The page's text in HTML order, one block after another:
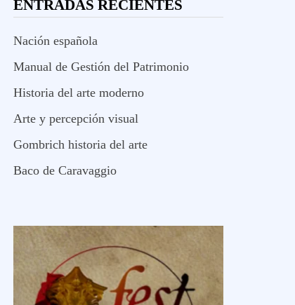
ENTRADAS RECIENTES
Nación española
Manual de Gestión del Patrimonio
Historia del arte moderno
Arte y percepción visual
Gombrich historia del arte
Baco de Caravaggio